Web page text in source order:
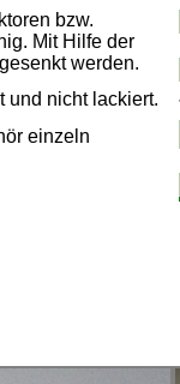
bzw.
Mit Hilfe der
werden.
und nicht lackiert.
einzeln